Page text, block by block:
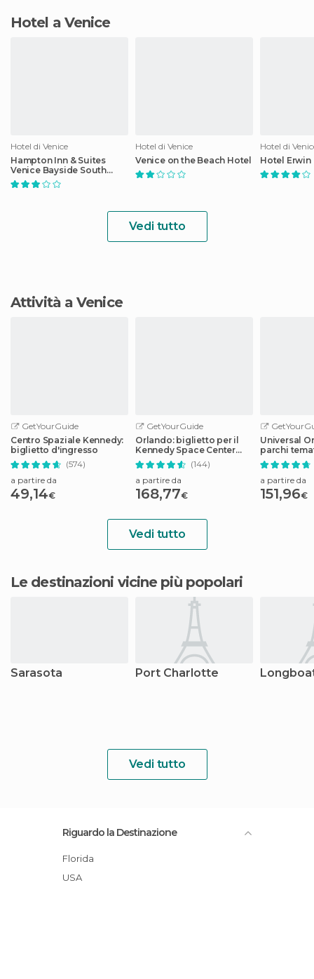
Hotel a Venice
Hotel di Venice
Hampton Inn & Suites
Venice Bayside South
Sarasota
Hotel di Venice
Venice on the Beach Hotel
Hotel di
Hotel Erwin
Vedi tutto
Attività a Venice
GetYourGuide
Centro Spaziale Kennedy:
biglietto d'ingresso
(574)
a partire da
49,14€
GetYourGuide
Orlando: biglietto per il
Kennedy Space Center
con transfer
(144)
a partire da
168,77€
Universal
parchi
a partire da
151,96€
Vedi tutto
Le destinazioni vicine più popolari
Sarasota Port Charlotte
Vedi tutto
Riguardo la Destinazione
Florida
USA